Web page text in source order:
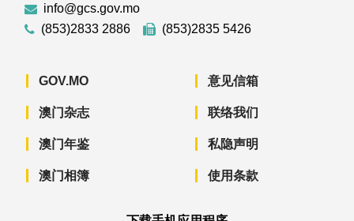
info@gcs.gov.mo
(853)2833 2886
(853)2835 5426
GOV.MO
澳门杂志
澳门年鉴
澳门相簿
意见信箱
联络我们
私隐声明
使用条款